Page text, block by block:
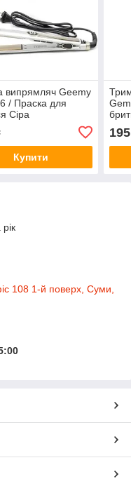
випрямляч Geemy
/ Праска для
Сіра
Купити
195
108 1-й поверх, Суми,